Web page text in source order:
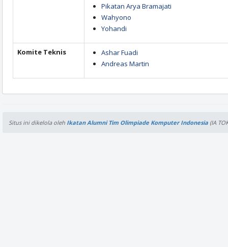
Pikatan Arya Bramajati
Wahyono
Yohandi
Komite Teknis
Ashar Fuadi
Andreas Martin
Situs ini dikelola oleh Ikatan Alumni Tim Olimpiade Komputer Indonesia (IA